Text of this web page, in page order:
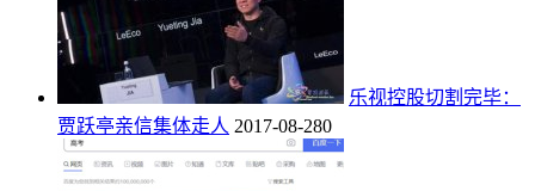
乐视控股切割完毕：
贾跃亭亲信集体走人 2017-08-280